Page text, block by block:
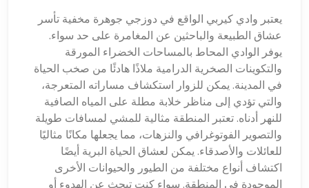
يعتبر وادي كيربي الواقع في دوزجي جوهرة مخفية تأسر
عشاق الطبيعة والباحثين عن المغامرة على حد سواء.
يوفر الوادي المحاط بالمساحات الخضراء المورقة
والتكوينات الصخرية الدرامية ملاذًا هادئًا من صخب الحياة
في المدينة. يمكن للزوار استكشاف مساراته المتعرجة،
والتي تؤدي إلى مناظر خلابة مطلة على المياه الصافية
للنهر أدناه. تعتبر المنطقة مثالية للمشي لمسافات طويلة
والتصوير الفوتوغرافي والنزهات، مما يجعلها مكانًا مثاليًا
للعائلات والأصدقاء. يمكن لعشاق الحياة البرية أيضًا
اكتشاف أنواع مختلفة من الطيور والحيوانات الأخرى
الموجودة في المنطقة. سواء كنت تبحث عن الهدوء أو